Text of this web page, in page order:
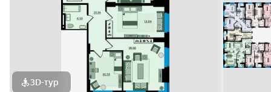
3D-тур